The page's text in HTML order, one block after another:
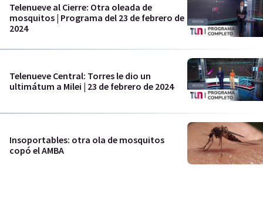
Telenueve al Cierre: Otra oleada de
mosquitos | Programa del 23 de febrero de
2024
Telenueve Central: Torres le dio un
ultimátum a Milei | 23 de febrero de 2024
Insoportables: otra ola de mosquitos
copó el AMBA